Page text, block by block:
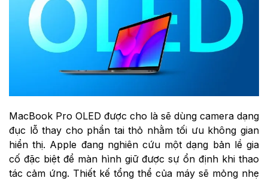
MacBook Pro OLED được cho là sẽ dùng camera dạng
đục lỗ thay cho phần tai thỏ nhằm tối ưu không gian
hiển thị. Apple đang nghiên cứu một dạng bản lề gia
cố đặc biệt để màn hình giữ được sự ổn định khi thao
tác cảm ứng. Thiết kế tổng thể của máy sẽ mỏng nhẹ